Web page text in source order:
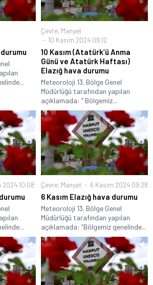
durumu
Çevre, Manşet
10 Kasım 2024 09:12
10 Kasım (Atatürk’ü Anma
Günü ve Atatürk Haftası)
Elazığ hava durumu
Meteoroloji 13. Bölge Genel
Müdürlüğü tarafından yapılan
açıklamada: ” Bölgemiz...
2024 10:08 Çevre, Manşet 6 Kasım 2024 09:28
6 Kasım Elazığ hava durumu
Meteoroloji 13. Bölge Genel
Müdürlüğü tarafından yapılan
açıklamada: “Bölgemiz genelinde...